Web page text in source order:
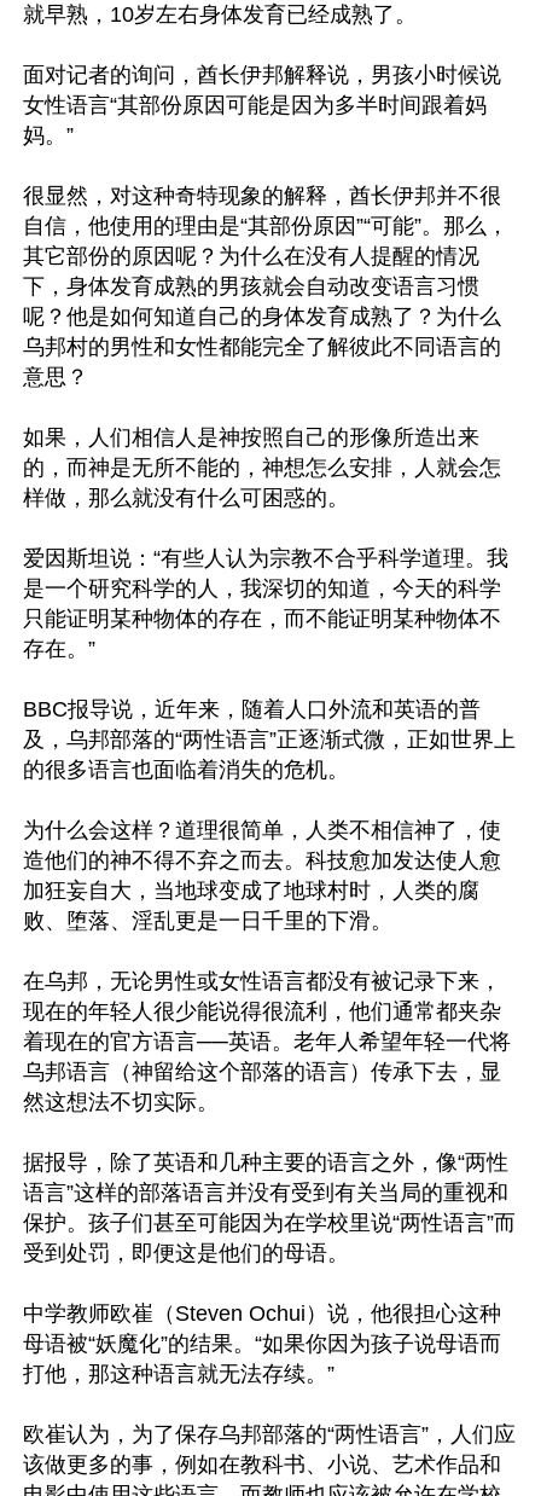
就早熟，10岁左右身体发育已经成熟了。
面对记者的询问，酋长伊邦解释说，男孩小时候说
女性语言“其部份原因可能是因为多半时间跟着妈
妈。”
很显然，对这种奇特现象的解释，酋长伊邦并不很
自信，他使用的理由是“其部份原因”“可能”。那么，
其它部份的原因呢？为什么在没有人提醒的情况
下，身体发育成熟的男孩就会自动改变语言习惯
呢？他是如何知道自己的身体发育成熟了？为什么
乌邦村的男性和女性都能完全了解彼此不同语言的
意思？
如果，人们相信人是神按照自己的形像所造出来
的，而神是无所不能的，神想怎么安排，人就会怎
样做，那么就没有什么可困惑的。
爱因斯坦说：“有些人认为宗教不合乎科学道理。我
是一个研究科学的人，我深切的知道，今天的科学
只能证明某种物体的存在，而不能证明某种物体不
存在。”
BBC报导说，近年来，随着人口外流和英语的普
及，乌邦部落的“两性语言”正逐渐式微，正如世界上
的很多语言也面临着消失的危机。
为什么会这样？道理很简单，人类不相信神了，使
造他们的神不得不弃之而去。科技愈加发达使人愈
加狂妄自大，当地球变成了地球村时，人类的腐
败、堕落、淫乱更是一日千里的下滑。
在乌邦，无论男性或女性语言都没有被记录下来，
现在的年轻人很少能说得很流利，他们通常都夹杂
着现在的官方语言──英语。老年人希望年轻一代将
乌邦语言（神留给这个部落的语言）传承下去，显
然这想法不切实际。
据报导，除了英语和几种主要的语言之外，像“两性
语言”这样的部落语言并没有受到有关当局的重视和
保护。孩子们甚至可能因为在学校里说“两性语言”而
受到处罚，即便这是他们的母语。
中学教师欧崔（Steven Ochui）说，他很担心这种
母语被“妖魔化”的结果。“如果你因为孩子说母语而
打他，那这种语言就无法存续。”
欧崔认为，为了保存乌邦部落的“两性语言”，人们应
该做更多的事，例如在教科书、小说、艺术作品和